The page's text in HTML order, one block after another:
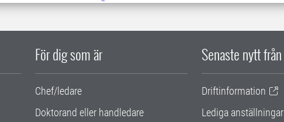
För dig som är
Chef/ledare
Doktorand eller handledare
Senaste nytt från
Driftinformation
Lediga anställningar